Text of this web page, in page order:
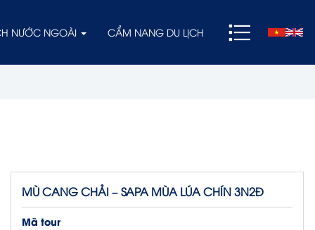
NƯỚC NGOÀI CẨM NANG DU LỊCH
MÙ CANG CHẢI – SAPA MÙA LÚA CHÍN 3N2Đ
Mã tour